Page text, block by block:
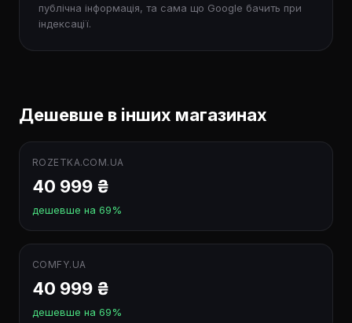
публічна інформація, та сама що Google бачить при
індексації.
Дешевше в інших магазинах
ROZETKA.COM.UA
40 999 ₴
дешевше на 69%
COMFY.UA
40 999 ₴
дешевше на 69%